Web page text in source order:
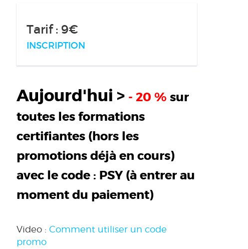
Tarif : 9€
INSCRIPTION
Aujourd'hui > - 20 % sur
toutes les formations
certifiantes (hors les
promotions déjà en cours)
avec le code : PSY(à entrer au
moment du paiement)
Video : Comment utiliser un code
promo